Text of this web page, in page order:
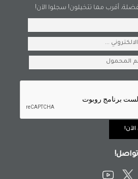
أقرب مما تتخيلون! سجلوا الآن!